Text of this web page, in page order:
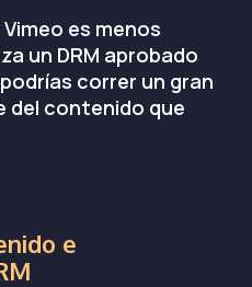
es menos
un DRM aprobado
correr un gran
del contenido que
e